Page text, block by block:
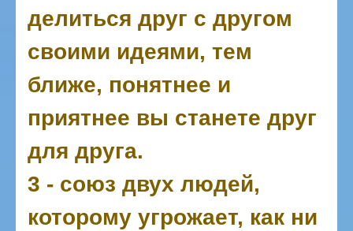
делиться друг с другом
своими идеями, тем
ближе, понятнее и
приятнее вы станете друг
для друга.
3 - союз двух людей,
которому угрожает, как ни